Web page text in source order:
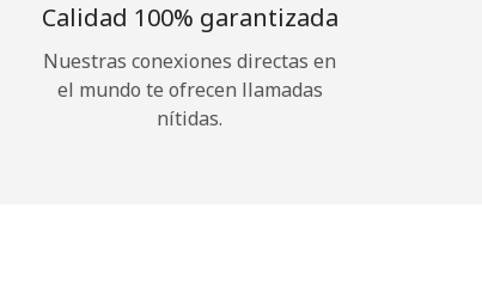
Calidad 100% garantizada
Nuestras conexiones directas en
el mundo te ofrecen llamadas
nítidas.